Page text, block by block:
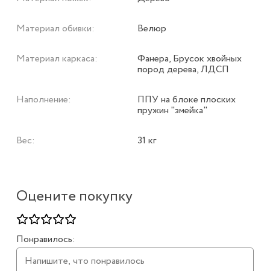
Оцените покупку
Понравилось:
Материал обивки: Велюр
Материал каркаса: Фанера, Брусок хвойных
пород дерева, ЛДСП
Наполнение: ППУ на блоке плоских
пружин "змейка"
Вес: 31 кг